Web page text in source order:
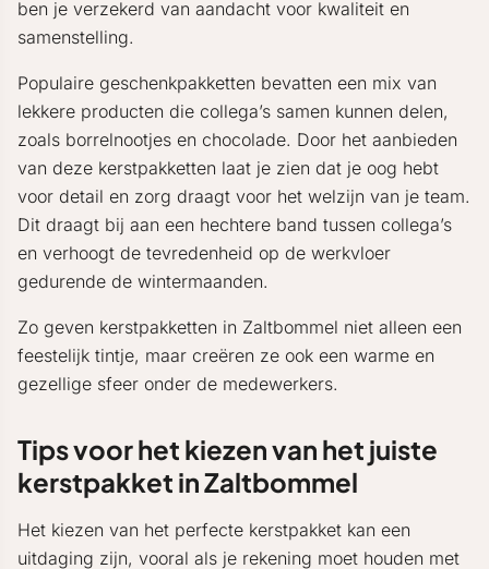
ben je verzekerd van aandacht voor kwaliteit en
samenstelling.
Populaire geschenkpakketten bevatten een mix van
lekkere producten die collega’s samen kunnen delen,
zoals borrelnootjes en chocolade. Door het aanbieden
van deze kerstpakketten laat je zien dat je oog hebt
voor detail en zorg draagt voor het welzijn van je team.
Dit draagt bij aan een hechtere band tussen collega’s
en verhoogt de tevredenheid op de werkvloer
gedurende de wintermaanden.
Zo geven kerstpakketten in Zaltbommel niet alleen een
feestelijk tintje, maar creëren ze ook een warme en
gezellige sfeer onder de medewerkers.
Tips voor het kiezen van het juiste
kerstpakket in Zaltbommel
Het kiezen van het perfecte kerstpakket kan een
uitdaging zijn, vooral als je rekening moet houden met